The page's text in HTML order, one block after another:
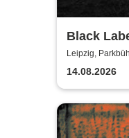
Black
TOUR
Leipzig,
14.08.2026